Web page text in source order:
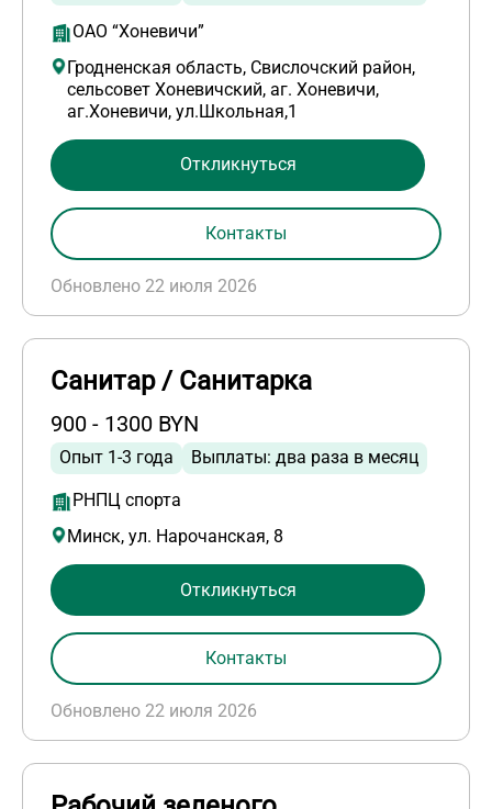
ОАО “Хоневичи”
Гродненская область, Свислочский район,
сельсовет Хоневичский, аг. Хоневичи,
аг.Хоневичи, ул.Школьная,1
Обновлено 22 июля 2026
Откликнуться
Контакты
Санитар / Санитарка
900 - 1300 BYN
Опыт 1-3 года Выплаты: два раза в месяц
РНПЦ спорта
Минск, ул. Нарочанская, 8
Обновлено 22 июля 2026
Откликнуться
Контакты